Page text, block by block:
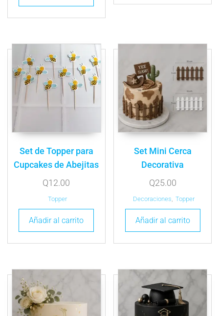
Set de Topper para
Cupcakes de Abejitas
Q12.00
Topper
Añadir al carrito
Set Mini Cerca
Decorativa
Q25.00
Decoraciones, Topper
Añadir al carrito